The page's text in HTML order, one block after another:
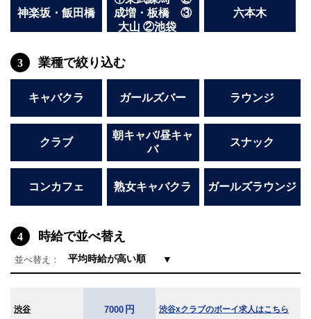
神楽坂・飯田橋
成増・板橋 ③
大山 ②池袋
六本木
3 業種で絞り込む
キャバクラ ガールズバー ラウンジ
クラブ
朝キャバ/昼キャ
バ
スナック
コンカフェ 熟女キャバクラ ガールズラウンジ
4 時給で並べ替え
並べ替え： ▼
渋谷 7000 円 渋谷xクラブのボーイ求人はこちら